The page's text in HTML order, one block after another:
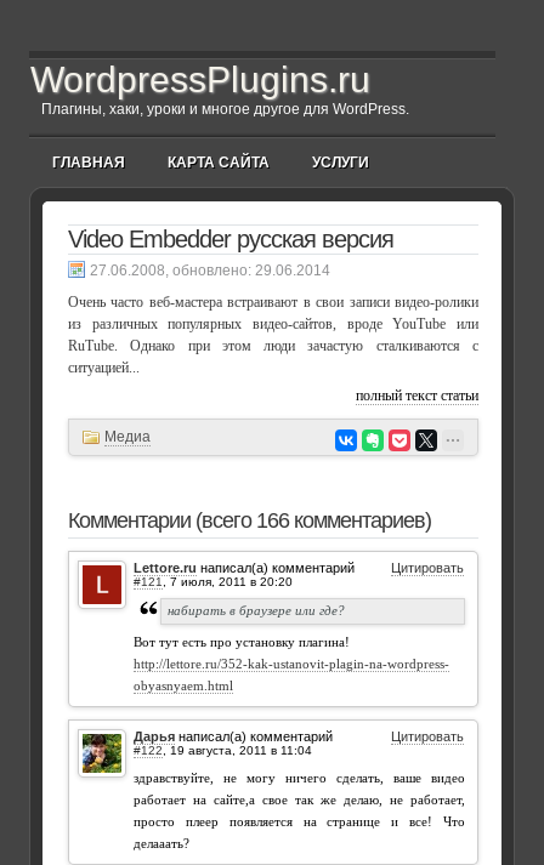
WordpressPlugins.ru
Плагины, хаки, уроки и многое другое для WordPress.
ГЛАВНАЯ КАРТА САЙТА УСЛУГИ
Video Embedder русская версия
29.06.2014
, обновлено:
Очень часто веб-мастера встраивают в свои записи видео-ролики
из различных популярных видео-сайтов, вроде YouTube или
RuTube. Однако при этом люди зачастую сталкиваются с
ситуацией...
полный текст статьи
Медиа
Комментарии (всего 166 комментариев)
Lettore.ru написал(а) комментарий Цитировать
#121
набирать в браузере или где?
Вот тут есть про установку плагина!
http://lettore.ru/352-kak-ustanovit-plagin-na-wordpress-
obyasnyaem.html
Дарья написал(а) комментарий Цитировать
#122
здравствуйте, не могу ничего сделать, ваше видео
работает на сайте,а свое так же делаю, не работает,
просто плеер появляется на странице и все! Что
делааать?